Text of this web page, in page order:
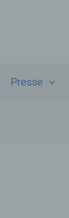
Presse